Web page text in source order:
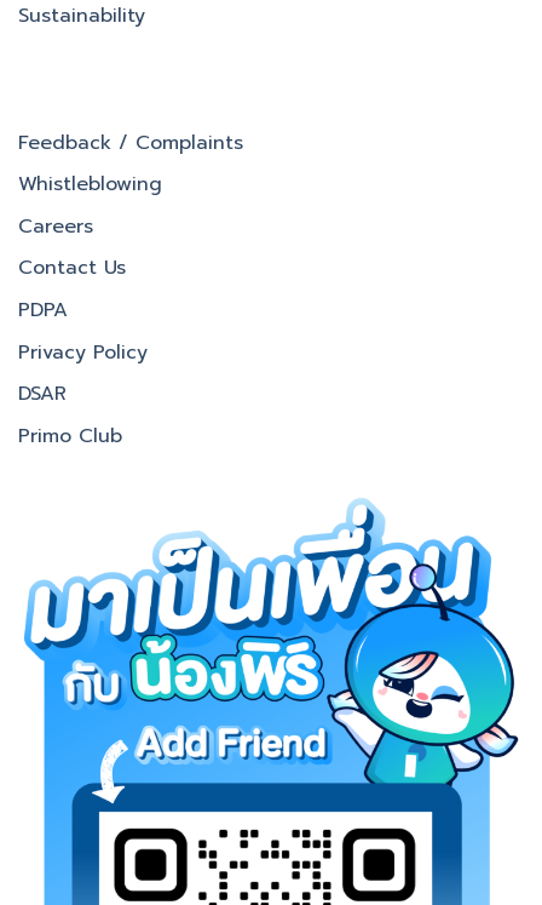
Sustainability
Feedback / Complaints
Whistleblowing
Careers
Contact Us
PDPA
Privacy Policy
DSAR
Primo Club